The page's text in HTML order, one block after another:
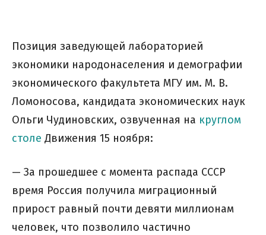
Позиция заведующей лабораторией
экономики народонаселения и демографии
экономического факультета МГУ им. М. В.
Ломоносова, кандидата экономических наук
Ольги Чудиновских, озвученная на круглом
столе Движения 15 ноября:
— За прошедшее с момента распада СССР
время Россия получила миграционный
прирост равный почти девяти миллионам
человек, что позволило частично